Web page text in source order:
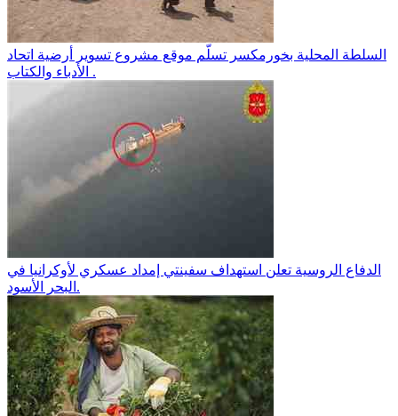
السلطة المحلية بخورمكسر تسلّم موقع مشروع تسوير أرضية اتحاد
الأدباء والكتاب .
الدفاع الروسية تعلن استهداف سفينتي إمداد عسكري لأوكرانيا في
البحر الأسود.